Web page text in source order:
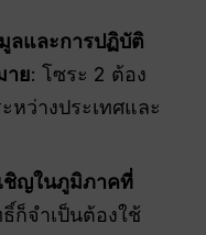
ลและการปฏิบัติ
าย: โซระ 2 ต้อง
ว่างประเทศและ
ชิญในภูมิภาคที่
ก็จำเป็นต้องใช้